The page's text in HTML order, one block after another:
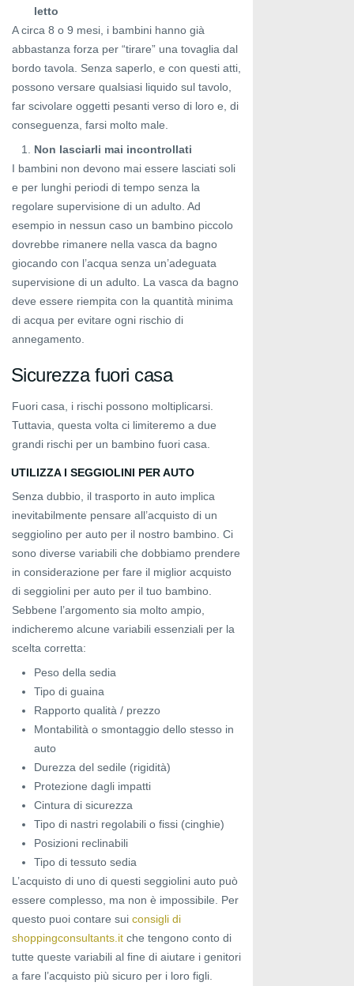
letto
A circa 8 o 9 mesi, i bambini hanno già
abbastanza forza per “tirare” una tovaglia dal
bordo tavola. Senza saperlo, e con questi atti,
possono versare qualsiasi liquido sul tavolo,
far scivolare oggetti pesanti verso di loro e, di
conseguenza, farsi molto male.
Non lasciarli mai incontrollati
I bambini non devono mai essere lasciati soli
e per lunghi periodi di tempo senza la
regolare supervisione di un adulto. Ad
esempio in nessun caso un bambino piccolo
dovrebbe rimanere nella vasca da bagno
giocando con l’acqua senza un’adeguata
supervisione di un adulto. La vasca da bagno
deve essere riempita con la quantità minima
di acqua per evitare ogni rischio di
annegamento.
Sicurezza fuori casa
Fuori casa, i rischi possono moltiplicarsi.
Tuttavia, questa volta ci limiteremo a due
grandi rischi per un bambino fuori casa.
UTILIZZA I SEGGIOLINI PER AUTO
Senza dubbio, il trasporto in auto implica
inevitabilmente pensare all’acquisto di un
seggiolino per auto per il nostro bambino. Ci
sono diverse variabili che dobbiamo prendere
in considerazione per fare il miglior acquisto
di seggiolini per auto per il tuo bambino.
Sebbene l’argomento sia molto ampio,
indicheremo alcune variabili essenziali per la
scelta corretta:
Peso della sedia
Tipo di guaina
Rapporto qualità / prezzo
Montabilità o smontaggio dello stesso in
auto
Durezza del sedile (rigidità)
Protezione dagli impatti
Cintura di sicurezza
Tipo di nastri regolabili o fissi (cinghie)
Posizioni reclinabili
Tipo di tessuto sedia
L’acquisto di uno di questi seggiolini auto può
essere complesso, ma non è impossibile. Per
questo puoi contare sui consigli di
shoppingconsultants.it che tengono conto di
tutte queste variabili al fine di aiutare i genitori
a fare l’acquisto più sicuro per i loro figli.